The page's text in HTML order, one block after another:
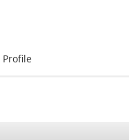
Profile